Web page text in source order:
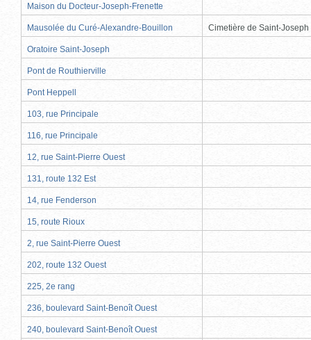
Maison du Docteur-Joseph-Frenette
Mausolée du Curé-Alexandre-Bouillon Cimetière de Saint-Joseph
Oratoire Saint-Joseph
Pont de Routhierville
Pont Heppell
103, rue Principale
116, rue Principale
12, rue Saint-Pierre Ouest
131, route 132 Est
14, rue Fenderson
15, route Rioux
2, rue Saint-Pierre Ouest
202, route 132 Ouest
225, 2e rang
236, boulevard Saint-Benoît Ouest
240, boulevard Saint-Benoît Ouest